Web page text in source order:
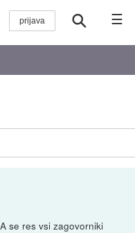
☰
se res vsi zagovorniki